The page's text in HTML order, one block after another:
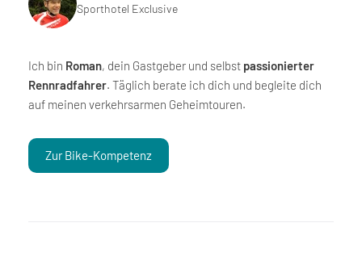
Sporthotel Exclusive
Ich bin Roman, dein Gastgeber und selbst passionierter
Rennradfahrer. Täglich berate ich dich und begleite dich
auf meinen verkehrsarmen Geheimtouren.
Zur Bike-Kompetenz